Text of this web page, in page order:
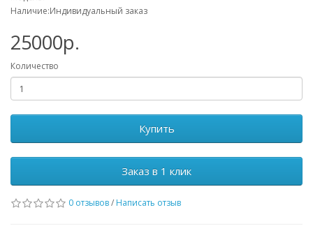
Наличие:Индивидуальный заказ
25000р.
Количество
Купить
Заказ в 1 клик
0 отзывов/ Написать отзыв